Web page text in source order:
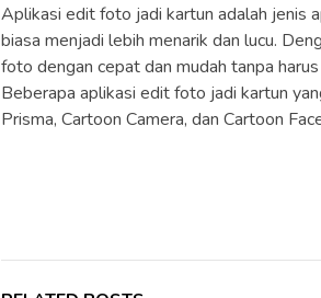
Aplikasi edit foto jadi kartun adalah jenis
biasa menjadi lebih menarik dan lucu.
foto dengan cepat dan mudah tanpa
Beberapa aplikasi edit foto jadi kartun
Prisma, Cartoon Camera, dan Cartoon